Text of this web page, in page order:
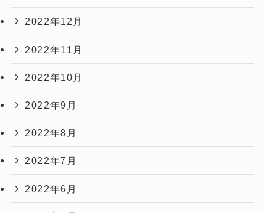
2022年12月
2022年11月
2022年10月
2022年9月
2022年8月
2022年7月
2022年6月